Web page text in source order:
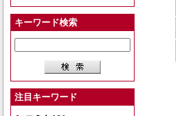
キーワード検索
注目キーワード